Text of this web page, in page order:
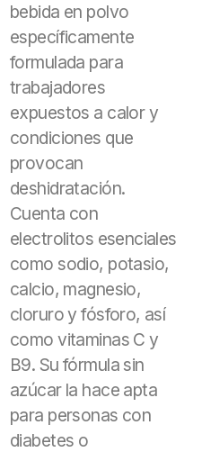
bebida en polvo
específicamente
formulada para
trabajadores
expuestos a calor y
condiciones que
provocan
deshidratación.
Cuenta con
electrolitos esenciales
como sodio, potasio,
calcio, magnesio,
cloruro y fósforo, así
como vitaminas C y
B9. Su fórmula sin
azúcar la hace apta
para personas con
diabetes o